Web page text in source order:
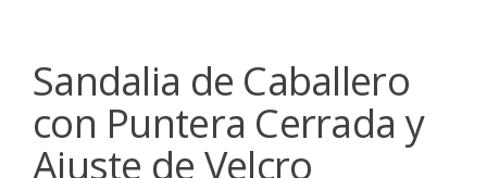
Sandalia de Caballero
con Puntera Cerrada y
Ajuste de Velcro